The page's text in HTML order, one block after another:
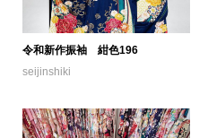
令和新作振袖 紺色196
seijinshiki